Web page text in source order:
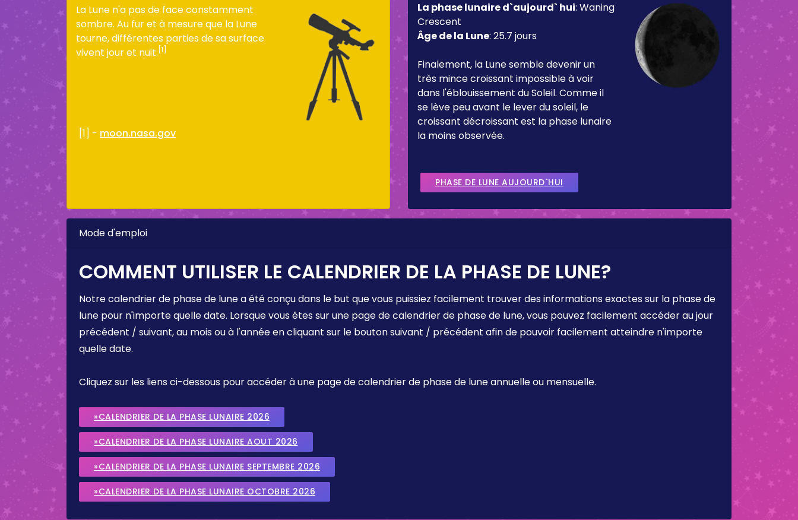
La Lune n'a pas de face constamment
sombre. Au fur et à mesure que la Lune
tourne, différentes parties de sa surface
vivent jour et nuit. [1]
[1] - moon.nasa.gov
La phase lunaire d`aujourd` hui: Waning
Crescent
Âge de la Lune: 25.7 jours
Finalement, la Lune semble devenir un
très mince croissant impossible à voir
dans l'éblouissement du Soleil. Comme il
se lève peu avant le lever du soleil, le
croissant décroissant est la phase lunaire
la moins observée.
PHASE DE LUNE AUJOURD`HUI
Mode d'emploi
COMMENT UTILISER LE CALENDRIER DE LA PHASE DE LUNE?
Notre calendrier de phase de lune a été conçu dans le but que vous puissiez facilement trouver des informations exactes sur la phase de
lune pour n'importe quelle date. Lorsque vous êtes sur une page de calendrier de phase de lune, vous pouvez facilement accéder au jour
précédent / suivant, au mois ou à l'année en cliquant sur le bouton suivant / précédent afin de pouvoir facilement atteindre n'importe
quelle date.
Cliquez sur les liens ci-dessous pour accéder à une page de calendrier de phase de lune annuelle ou mensuelle.
»CALENDRIER DE LA PHASE LUNAIRE 2026
»CALENDRIER DE LA PHASE LUNAIRE AOUT 2026
»CALENDRIER DE LA PHASE LUNAIRE SEPTEMBRE 2026
»CALENDRIER DE LA PHASE LUNAIRE OCTOBRE 2026